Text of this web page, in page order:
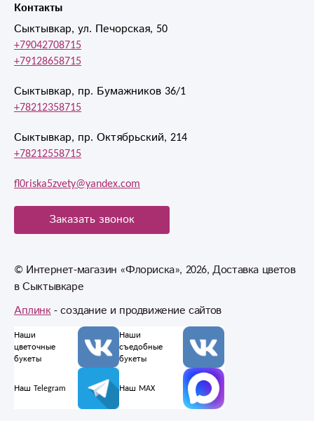
Контакты
Сыктывкар, ул. Печорская, 50
+79042708715
+79128658715
Сыктывкар, пр. Бумажников 36/1
+78212358715
Сыктывкар, пр. Октябрьский, 214
+78212558715
fl0riska5zvety@yandex.com
Заказать звонок
© Интернет-магазин «Флориска», 2026, Доставка цветов
в Сыктывкаре
Аплинк- создание и продвижение сайтов
Наши
цветочные
букеты
Наши
съедобные
букеты
Наш Telegram Наш MAX